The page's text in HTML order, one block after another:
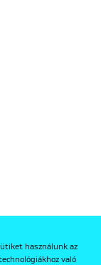
használunk az
való